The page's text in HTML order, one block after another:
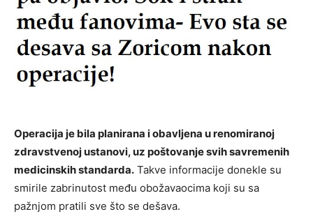
Operacija je bila planirana i obavljena u renomiranoj
zdravstvenoj ustanovi, uz poštovanje svih savremenih
medicinskih standarda. Takve informacije donekle su
smirile zabrinutost među obožavaocima koji su sa
pažnjom pratili sve što se dešava.